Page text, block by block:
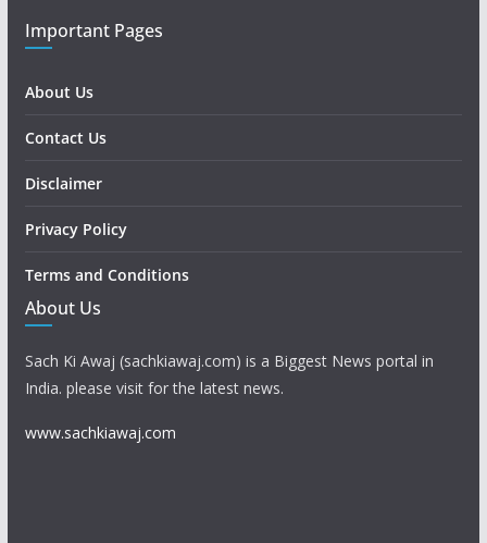
Important Pages
About Us
Contact Us
Disclaimer
Privacy Policy
Terms and Conditions
About Us
Sach Ki Awaj (sachkiawaj.com) is a Biggest News portal in
India. please visit for the latest news.
www.sachkiawaj.com